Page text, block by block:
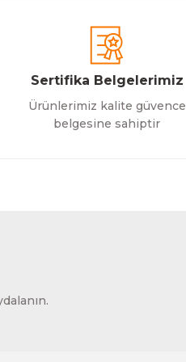
Sertifika Belgelerimiz
Ürünlerimiz kalite güvence
belgesine sahiptir